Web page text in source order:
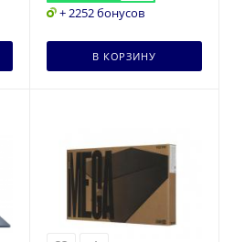
+ 2252 бонусов
В КОРЗИНУ